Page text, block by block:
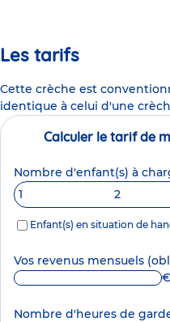
Les tarifs
Cette crèche est
identique à celui d'une
Calculer le tarif de
Nombre d'enfant(s) à
1
2
Enfant(s) en situation de
Vos revenus mensuels
€
Nombre d'heures de